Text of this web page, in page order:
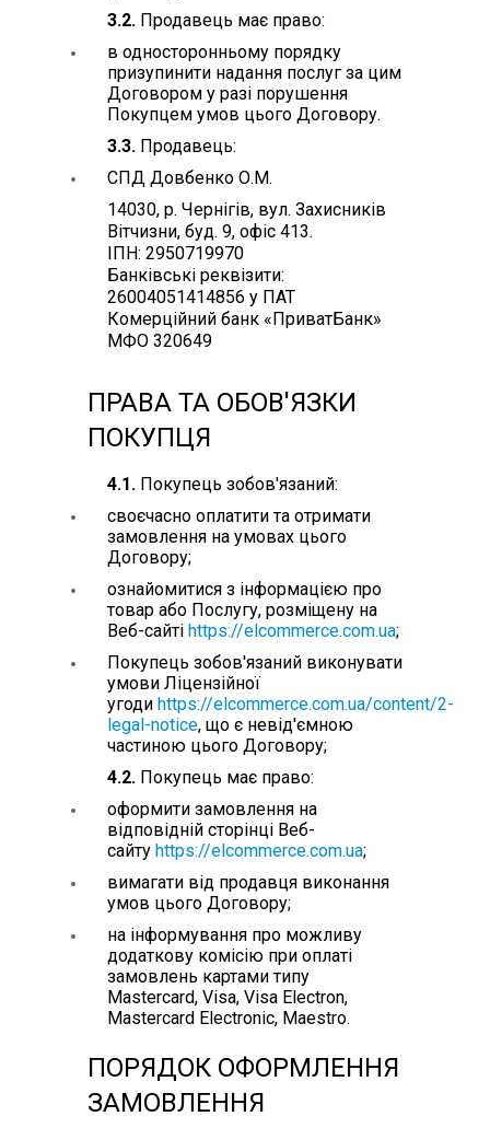
3.2. Продавець має право:
в односторонньому порядку
призупинити надання послуг за цим
Договором у разі порушення
Покупцем умов цього Договору.
3.3. Продавець:
СПД Довбенко О.М.
14030, р. Чернігів, вул. Захисників
Вітчизни, буд. 9, офіс 413.
ІПН: 2950719970
Банківські реквізити:
26004051414856 у ПАТ
Комерційний банк «ПриватБанк»
МФО 320649
ПРАВА ТА ОБОВ'ЯЗКИ
ПОКУПЦЯ
4.1. Покупець зобов'язаний:
своєчасно оплатити та отримати
замовлення на умовах цього
Договору;
ознайомитися з інформацією про
товар або Послугу, розміщену на
Веб-сайті https://elcommerce.com.ua;
Покупець зобов'язаний виконувати
умови Ліцензійної
угоди https://elcommerce.com.ua/content/2-
legal-notice, що є невід'ємною
частиною цього Договору;
4.2. Покупець має право:
оформити замовлення на
відповідній сторінці Веб-
сайту https://elcommerce.com.ua;
вимагати від продавця виконання
умов цього Договору;
на інформування про можливу
додаткову комісію при оплаті
замовлень картами типу
Mastercard, Visa, Visa Electron,
Mastercard Electronic, Maestro.
ПОРЯДОК ОФОРМЛЕННЯ
ЗАМОВЛЕННЯ